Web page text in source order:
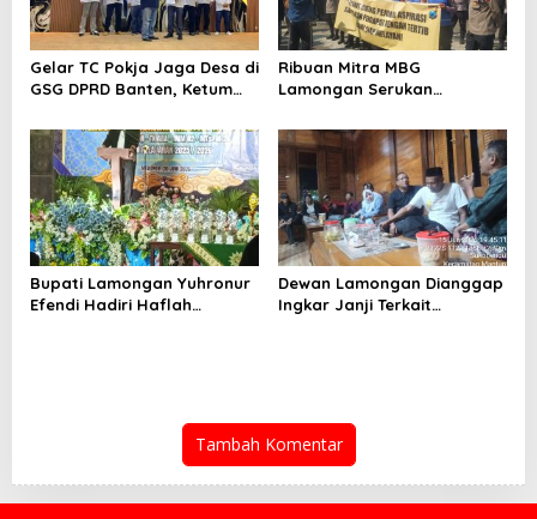
Gelar TC Pokja Jaga Desa di
GSG DPRD Banten, Ketum
Diversifikasi Bisnis
Perusahaan Media
Ribuan Mitra MBG
Lamongan Serukan
Bergizi Gratis
Bupati Lamongan Yuhronur
Efendi Hadiri Haflah
Dewan Lamongan Dianggap
Ingkar Janji Terkait
Tambah Komentar